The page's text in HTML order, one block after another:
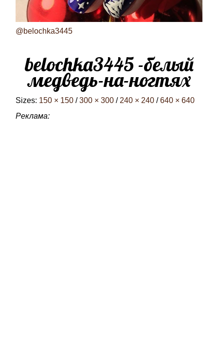
@belochka3445
belochka3445 -белый
медведь-на-ногтях
Sizes: 150 × 150 / 300 × 300 / 240 × 240 / 640 × 640
Реклама: